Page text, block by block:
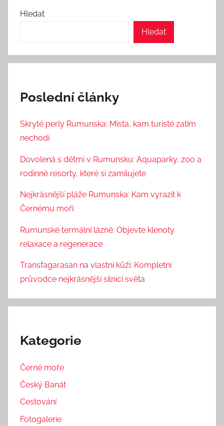
Hledat
Hledat
Poslední články
Skryté perly Rumunska: Místa, kam turisté zatím
nechodí
Dovolená s dětmi v Rumunsku: Aquaparky, zoo a
rodinné resorty, které si zamilujete
Nejkrásnější pláže Rumunska: Kam vyrazit k
Černému moři
Rumunské termální lázně: Objevte klenoty
relaxace a regenerace
Transfagarasan na vlastní kůži: Kompletní
průvodce nejkrásnější silnicí světa
Kategorie
Černé moře
Český Banát
Cestování
Fotogalerie